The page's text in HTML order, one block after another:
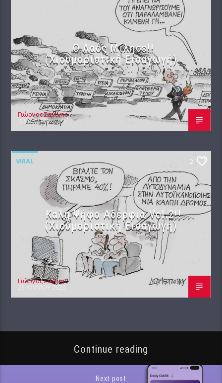
Ο Λαός Μίλησε!!
(Χιουμοριστική Εισαγωγή)
Γιώργος Σαχίνης
30 ΙΟΥΝΊΟΥ 2023
VIRAL 2
Καλή Ψήφο Αδέρφια Vol.2!!
(Χιουμοριστική Εισαγωγή)
Γιώργος Σαχίνης
23 ΙΟΥΝΊΟΥ 2023
Continue reading
Next post